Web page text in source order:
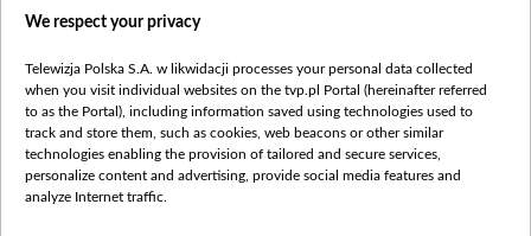
Правілы выкарыстання матэрыялаў
Бяспека
Youtube
Белсат news
Белсат Shorts
We respect your privacy
Telewizja Polska S.A. w likwidacji processes your personal data collected
when you visit individual websites on the tvp.pl Portal (hereinafter referred
to as the Portal), including information saved using technologies used to
track and store them, such as cookies, web beacons or other similar
technologies enabling the provision of tailored and secure services,
personalize content and advertising, provide social media features and
analyze Internet traffic.